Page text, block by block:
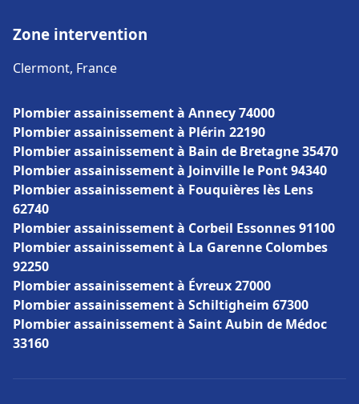
Zone intervention
Clermont, France
Plombier assainissement à Annecy 74000
Plombier assainissement à Plérin 22190
Plombier assainissement à Bain de Bretagne 35470
Plombier assainissement à Joinville le Pont 94340
Plombier assainissement à Fouquières lès Lens
62740
Plombier assainissement à Corbeil Essonnes 91100
Plombier assainissement à La Garenne Colombes
92250
Plombier assainissement à Évreux 27000
Plombier assainissement à Schiltigheim 67300
Plombier assainissement à Saint Aubin de Médoc
33160